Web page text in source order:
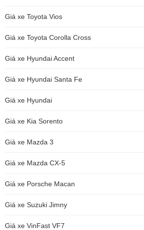
Giá xe Toyota Vios
Giá xe Toyota Corolla Cross
Giá xe Hyundai Accent
Giá xe Hyundai Santa Fe
Giá xe Hyundai
Giá xe Kia Sorento
Giá xe Mazda 3
Giá xe Mazda CX-5
Giá xe Porsche Macan
Giá xe Suzuki Jimny
Giá xe VinFast VF7